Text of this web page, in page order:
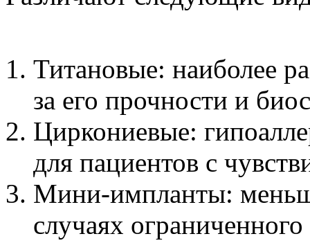
Титановые: наиболее
за его прочности и
Циркониевые:
для пациентов с
Мини-импланты:
случаях